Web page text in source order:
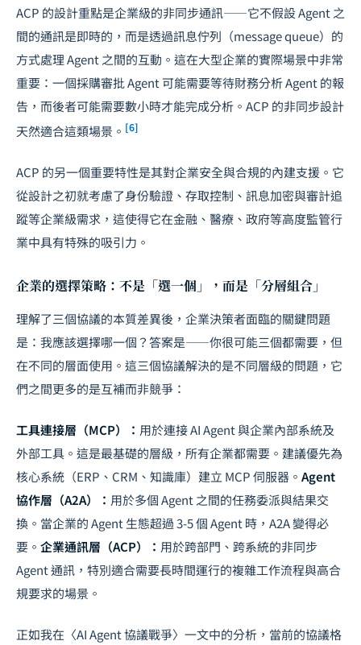
ACP 的設計重點是企業級的非同步通訊——它不假設 Agent 之
間的通訊是即時的，而是透過訊息佇列（message queue）的
方式處理 Agent 之間的互動。這在大型企業的實際場景中非常
重要：一個採購審批 Agent 可能需要等待財務分析 Agent 的報
告，而後者可能需要數小時才能完成分析。ACP 的非同步設計
天然適合這類場景。 [6]
ACP 的另一個重要特性是其對企業安全與合規的內建支援。它
從設計之初就考慮了身份驗證、存取控制、訊息加密與審計追
蹤等企業級需求，這使得它在金融、醫療、政府等高度監管行
業中具有特殊的吸引力。
企業的選擇策略：不是「選一個」，而是「分層組合」
理解了三個協議的本質差異後，企業決策者面臨的關鍵問題
是：我應該選擇哪一個？答案是——你很可能三個都需要，但
在不同的層面使用。這三個協議解決的是不同層級的問題，它
們之間更多的是互補而非競爭：
工具連接層（MCP）： 用於連接 AI Agent 與企業內部系統及
外部工具。這是最基礎的層級，所有企業都需要。建議優先為
核心系統（ERP、CRM、知識庫）建立 MCP 伺服器。 Agent
協作層（A2A）： 用於多個 Agent 之間的任務委派與結果交
換。當企業的 Agent 生態超過 3-5 個 Agent 時，A2A 變得必
要。 企業通訊層（ACP）： 用於跨部門、跨系統的非同步
Agent 通訊，特別適合需要長時間運行的複雜工作流程與高合
規要求的場景。
正如我在 〈AI Agent 協議戰爭〉 一文中的分析，當前的協議格